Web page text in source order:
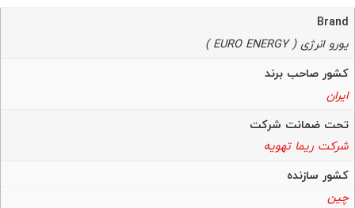
Brand
یورو انرژی ( EURO ENERGY )
کشور صاحب برند
ایران
تحت ضمانت شرکت
شرکت ریما تهویه
کشور سازنده
چین